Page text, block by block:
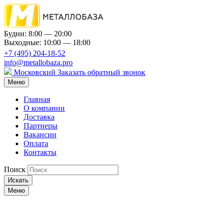
Будни: 8:00 — 20:00
Выходные: 10:00 — 18:00
+7 (495) 204-18-52
info@metallobaza.pro
Московский Заказать обратный звонок
Меню
Главная
О компании
Доставка
Партнеры
Вакансии
Оплата
Контакты
Поиск
Искать
Меню